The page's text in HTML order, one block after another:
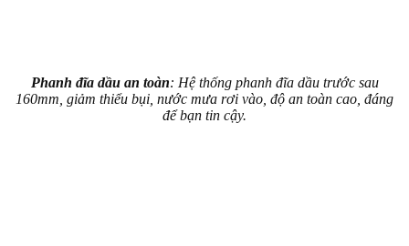
Phanh đĩa dầu an toàn: Hệ thống phanh đĩa dầu trước sau
160mm, giảm thiểu bụi, nước mưa rơi vào, độ an toàn cao, đáng
để bạn tin cậy.